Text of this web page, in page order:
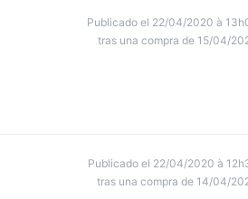
Publicado el 22/04/2020 à
tras una compra de 15/04/
Publicado el 22/04/2020 à
tras una compra de 14/04/